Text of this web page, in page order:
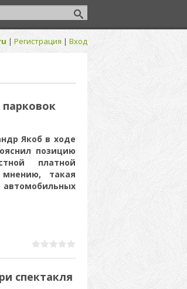
| Регистрация | Вход
Якоб в ходе
позицию
платной
такая
спектакля